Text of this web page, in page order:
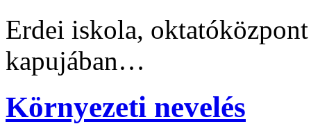
Erdei iskola,
kapujában…
Környezeti nevelés